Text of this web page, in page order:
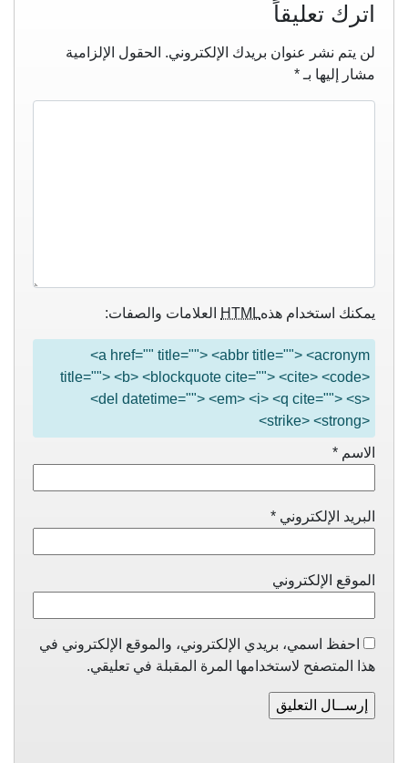
اترك تعليقاً
لن يتم نشر عنوان بريدك الإلكتروني. الحقول الإلزامية
مشار إليها بـ *
يمكنك استخدام هذهHTML العلامات والصفات:
<a href="" title=""> <abbr title=""> <acronym
title=""> <b> <blockquote cite=""> <cite> <code>
<del datetime=""> <em> <i> <q cite=""> <s>
<strike> <strong>
الاسم *
البريد الإلكتروني *
الموقع الإلكتروني
احفظ اسمي، بريدي الإلكتروني، والموقع الإلكتروني في
هذا المتصفح لاستخدامها المرة المقبلة في تعليقي.